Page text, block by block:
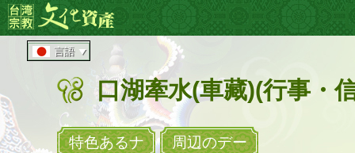
メ
イ
ン
ン
ツ
エ
:::
言語
口湖牽水(車藏)(行事・
特色あるナ
周辺のデー